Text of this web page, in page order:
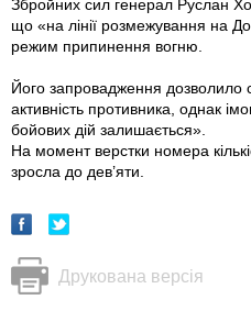
Збройних сил генерал Руслан
що «на лінії розмежування на
режим припинення вогню.
Його запровадження дозволило
активність противника, однак
бойових дій залишається».
На момент верстки номера
зросла до дев’яти.
Друкована версія